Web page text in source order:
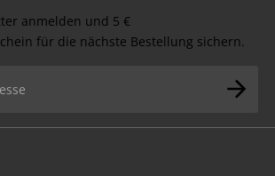
anmelden und 5 €
für die nächste Bestellung sichern.